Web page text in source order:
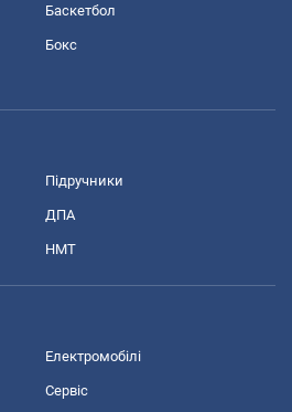
Баскетбол
Бокс
Підручники
ДПА
НМТ
Електромобілі
Сервіс